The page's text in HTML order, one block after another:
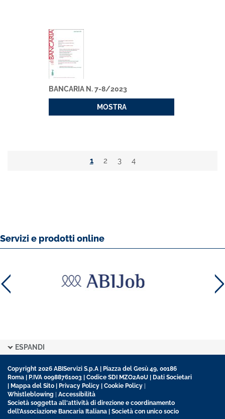
BANCARIA N. 7-8/2023
MOSTRA
1 2 3 4
Servizi e prodotti online
ESPANDI
Copyright 2026 ABIServizi S.p.A | Piazza del Gesù 49, 00186
Roma | P.IVA 00988761003 | Codice SDI MZO2A0U |
Dati Societari
Mappa del Sito Privacy Policy Cookie Policy
Whistleblowing
Accessibilità
Società soggetta all'attività di direzione e coordinamento
dell’Associazione Bancaria Italiana | Società con unico socio